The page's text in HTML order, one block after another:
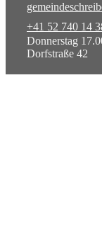
+41 52 740 14
Donnerstag
Dorfstraße 42